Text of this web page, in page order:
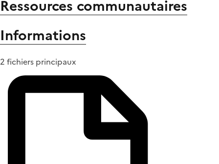
Ressources communautaires
Informations
2 fichiers principaux